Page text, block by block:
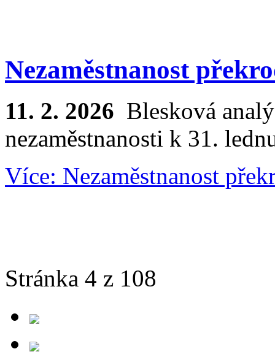
Nezaměstnanost
11. 2. 2026 Blesková
nezaměstnanosti k 31.
Více: Nezaměstnanost
Stránka 4 z 108